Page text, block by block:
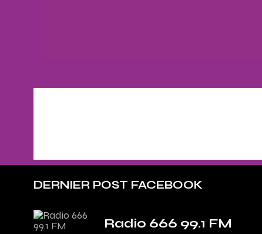
DERNIER POST FACEBOOK
Radio 666 99.1 FM